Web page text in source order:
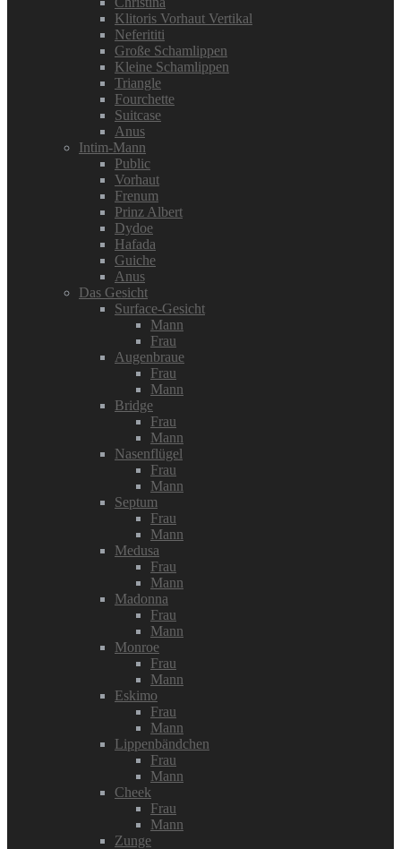
Klitoris Vorhaut Vertikal
Neferititi
Große Schamlippen
Kleine Schamlippen
Triangle
Fourchette
Suitcase
Anus
Intim-Mann
Public
Vorhaut
Frenum
Prinz Albert
Dydoe
Hafada
Guiche
Anus
Das Gesicht
Surface-Gesicht
Mann
Frau
Augenbraue
Frau
Mann
Bridge
Frau
Mann
Nasenflügel
Frau
Mann
Septum
Frau
Mann
Medusa
Frau
Mann
Madonna
Frau
Mann
Monroe
Frau
Mann
Eskimo
Frau
Mann
Lippenbändchen
Frau
Mann
Cheek
Frau
Mann
Zunge